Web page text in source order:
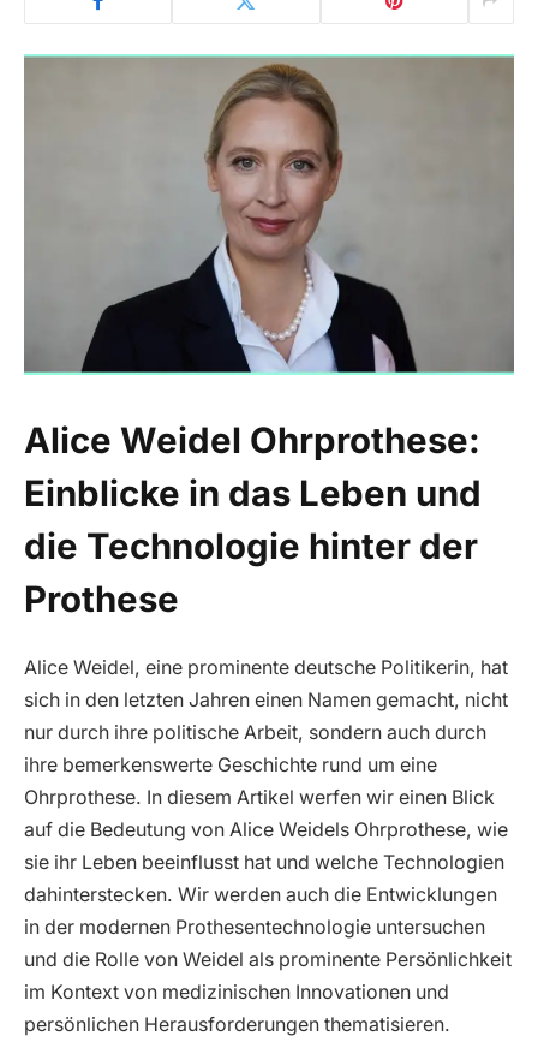
Alice Weidel Ohrprothese:
Einblicke in das Leben und
die Technologie hinter der
Prothese
Alice Weidel, eine prominente deutsche Politikerin, hat
sich in den letzten Jahren einen Namen gemacht, nicht
nur durch ihre politische Arbeit, sondern auch durch
ihre bemerkenswerte Geschichte rund um eine
Ohrprothese. In diesem Artikel werfen wir einen Blick
auf die Bedeutung von Alice Weidels Ohrprothese, wie
sie ihr Leben beeinflusst hat und welche Technologien
dahinterstecken. Wir werden auch die Entwicklungen
in der modernen Prothesentechnologie untersuchen
und die Rolle von Weidel als prominente Persönlichkeit
im Kontext von medizinischen Innovationen und
persönlichen Herausforderungen thematisieren.